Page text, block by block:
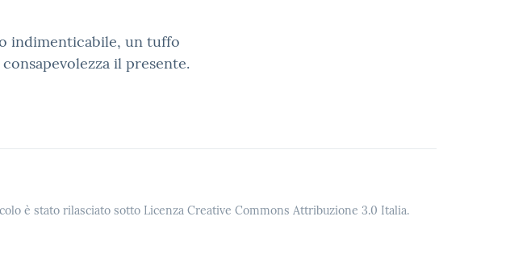
indimenticabile, un tuffo
il presente.
è stato rilasciato sotto Licenza Creative Commons Attribuzione 3.0 Italia.